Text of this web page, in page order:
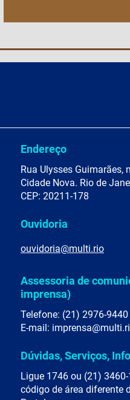
Endereço
Rua Ulysses Guimarães,
Cidade Nova. Rio de
CEP: 20211-178
Ouvidoria
ouvidoria@multi.rio
Assessoria de
imprensa)
Telefone: (21) 2976-9440
E-mail:
Dúvidas, Serviços,
Ligue 1746 ou (21)
código de área diferente